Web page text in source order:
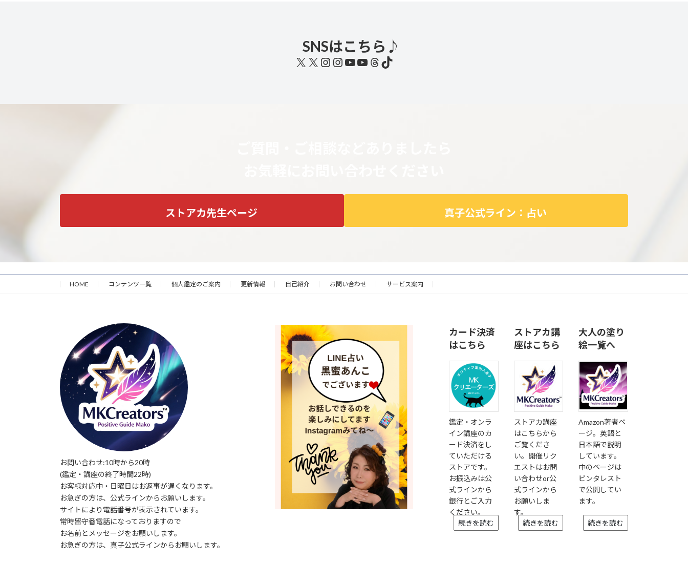
SNSはこちら♪
X X Instagram
Instagram
YouTube
YouTube
Threads
TikTok
ストアカ先生ページ 真子公式ライン：占い
HOME コンテンツ一覧 個人鑑定のご案内 更新情報 自己紹介 お問い合わせ サービス案内
お問い合わせ:10時から20時
(鑑定・講座の終了時間22時)
お客様対応中・日曜日はお返事が遅くなります。
お急ぎの方は、公式ラインからお願いします。
サイトにより電話番号が表示されています。
常時留守番電話になっておりますので
お名前とメッセージをお願いします。
お急ぎの方は、真子公式ラインからお願いします。
カード決済
はこちら
鑑定・オンラ
イン講座のカ
ード決済をし
ていただける
ストアです。
お振込みは公
式ラインから
銀行とご入力
ください。
続きを読む
ストアカ講
座はこちら
ストアカ講座
はこちらから
ご覧くださ
い。開催リク
エストはお問
い合わせor公
式ラインから
お願いしま
す。
続きを読む
大人の塗り
絵一覧へ
Amazon著者ペ
ージ。英語と
日本語で説明
しています。
中のページは
ピンタレスト
で公開してい
ます。
続きを読む